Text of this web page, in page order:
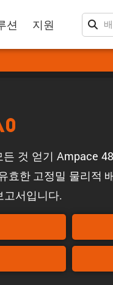
션 지원
것 얻기 Ampace
효한 고정밀 물리적
고서입니다.